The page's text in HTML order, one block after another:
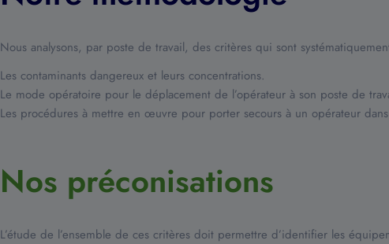
Nous analysons, par poste de travail, des critères qui sont
Les contaminants dangereux et leurs concentrations.
Le mode opératoire pour le déplacement de l’opérateur à son poste de
Les procédures à mettre en œuvre pour porter secours à un opérateur
Nos préconisations
L’étude de l’ensemble de ces critères doit permettre d’identifier les